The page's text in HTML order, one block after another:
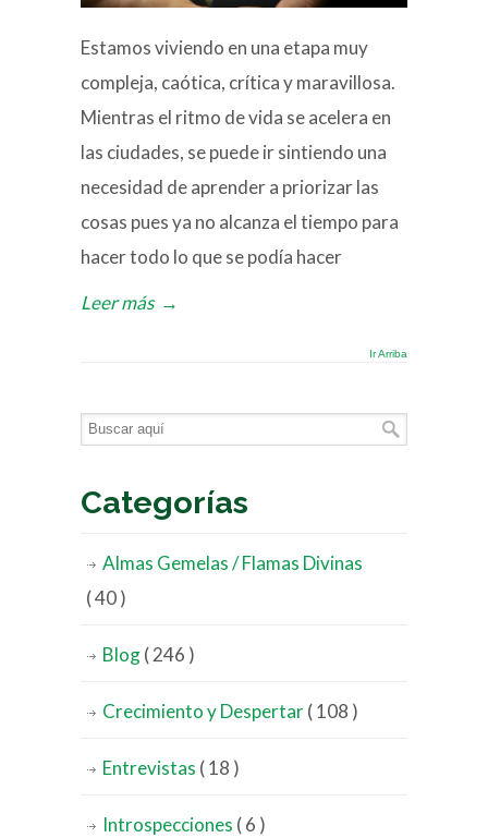
Estamos viviendo en una etapa muy
compleja, caótica, crítica y maravillosa.
Mientras el ritmo de vida se acelera en
las ciudades, se puede ir sintiendo una
necesidad de aprender a priorizar las
cosas pues ya no alcanza el tiempo para
hacer todo lo que se podía hacer
Leer más →
Ir Arriba
Categorías
Almas Gemelas / Flamas Divinas
( 40 )
Blog( 246 )
Crecimiento y Despertar( 108 )
Entrevistas ( 18 )
Introspecciones ( 6 )